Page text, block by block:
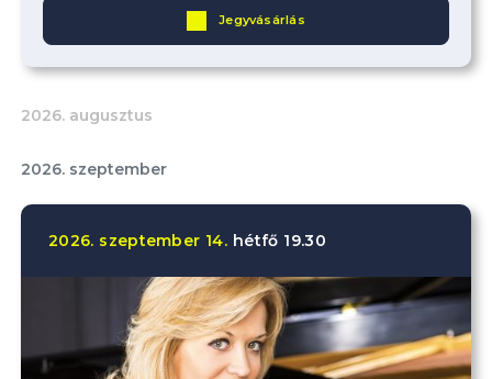
Jegyvásárlás
2026. augusztus
2026. szeptember
2026. szeptember 14. hétfő 19.30